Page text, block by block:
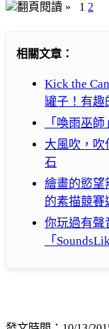
翻頁閱讀 » 1 2
相關文章：
Kick the
罐子！有趣
「喚雨巫
大風吹，吹
石
繪畫的慾望
的素描競賽
你玩過有聲
「